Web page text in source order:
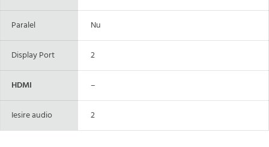
Paralel Nu
Display Port 2
HDMI –
Iesire audio 2